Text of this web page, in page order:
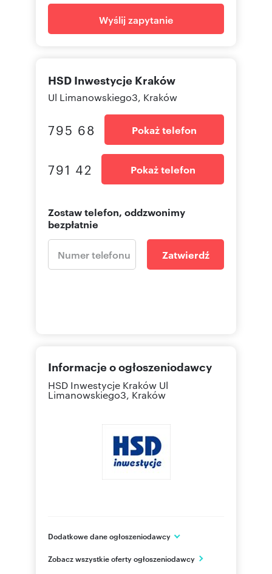
Wyślij zapytanie
HSD Inwestycje Kraków
Ul Limanowskiego3, Kraków
795 68 Pokaż telefon
791 42 Pokaż telefon
Zostaw telefon, oddzwonimy
bezpłatnie
Zatwierdź
Informacje o ogłoszeniodawcy
HSD Inwestycje Kraków Ul
Limanowskiego3, Kraków
Dodatkowe dane ogłoszeniodawcy
ul. Limanowskiego 3/24
Zobacz wszystkie oferty ogłoszeniodawcy